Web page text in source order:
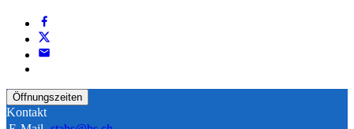
Öffnungszeiten
Kontakt